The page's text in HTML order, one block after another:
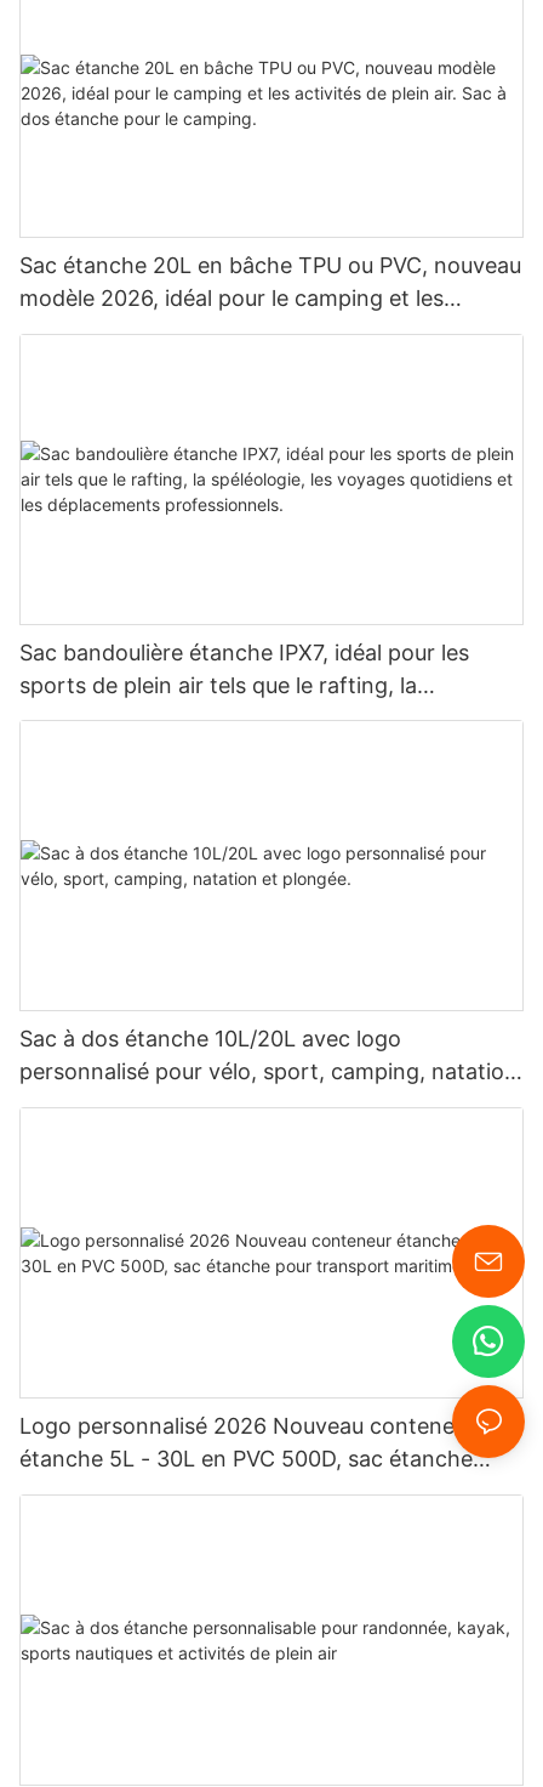
Sac étanche 20L en bâche TPU ou PVC, nouveau
modèle 2026, idéal pour le camping et les
activités de plein air. Sac à dos étanche pour le
Sac bandoulière étanche IPX7, idéal pour les
sports de plein air tels que le rafting, la
spéléologie, les voyages quotidiens et les
Sac à dos étanche 10L/20L avec logo
personnalisé pour vélo, sport, camping, natation
et plongée.
Logo personnalisé 2026 Nouveau conteneur
étanche 5L - 30L en PVC 500D, sac étanche
pour transport maritime